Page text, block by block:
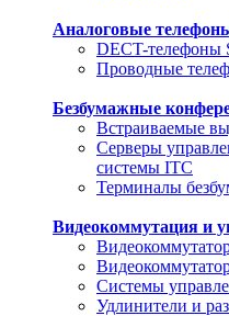
Аналоговые
DECT-телефоны
Проводные
Безбумажные
Встраиваемые
Серверы
системы ITC
Терминалы
Видеокоммутация и
Системы
Удлинители и